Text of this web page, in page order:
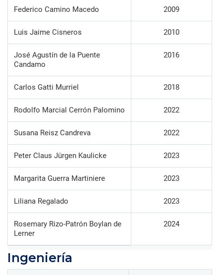
Federico Camino Macedo 2009
Luis Jaime Cisneros 2010
José Agustín de la Puente
Candamo
2016
Carlos Gatti Murriel 2018
Rodolfo Marcial Cerrón Palomino 2022
Susana Reisz Candreva 2022
Peter Claus Jürgen Kaulicke 2023
Margarita Guerra Martiniere 2023
Liliana Regalado 2023
Rosemary Rizo-Patrón Boylan de
Lerner
2024
Ingeniería